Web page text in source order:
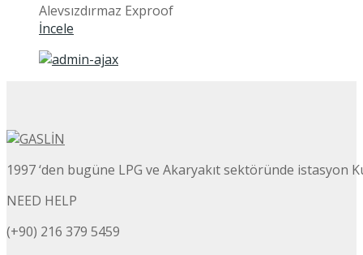
Alevsızdırmaz Exproof
İncele
1997 ‘den bugüne LPG ve Akaryakıt sektöründe istasyon
NEED HELP
(+90) 216 379 5459